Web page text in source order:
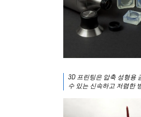
3D 프린팅은 압축 성형용
수 있는 신속하고 저렴한